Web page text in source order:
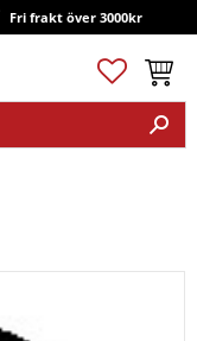
Fri frakt över 3000kr
Favoriter